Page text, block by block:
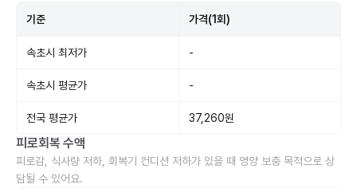
기준 가격(1회)
속초시 최저가 -
속초시 평균가 -
전국 평균가 37,260원
피로회복 수액
피로감, 식사량 저하, 회복기 컨디션 저하가 있을 때 영양 보충 목적으로 상
담될 수 있어요.